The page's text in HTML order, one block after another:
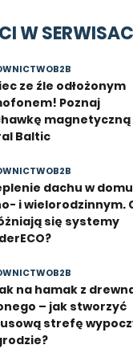
W
ze źle odłożonym
Poznaj
magnetyczną
Baltic
dachu w domu
i wielorodzinnym.
się systemy
na hamak z
– jak stworzyć
strefę